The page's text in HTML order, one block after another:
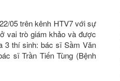
05 trên kênh HTV7 với sự
vai trò giám khảo và được
3 thí sinh: bác sĩ Sầm Văn
sĩ Trần Tiến Tùng (Bệnh